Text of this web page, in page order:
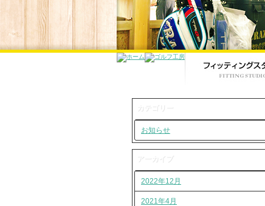
カテゴリー
お知らせ
アーカイブ
2022年12月
2021年4月